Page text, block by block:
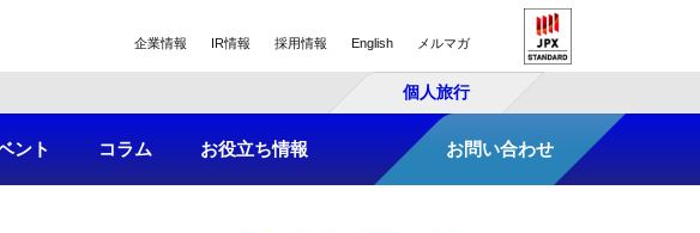
企業情報 IR情報 採用情報 English メルマガ
個人旅行
ント コラム お役立ち情報 お問い合わせ